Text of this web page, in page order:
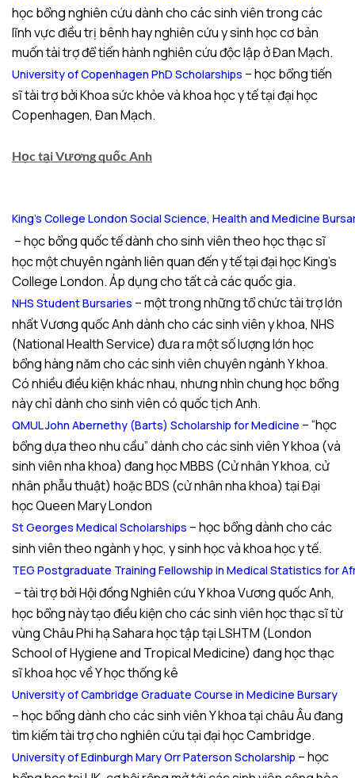
học bổng nghiên cứu dành cho các sinh viên trong các
lĩnh vực điều trị bênh hay nghiên cứu y sinh học cơ bản
muốn tài trợ để tiến hành nghiên cứu độc lập ở Đan Mạch.
University of Copenhagen PhD Scholarships – học bổng tiến
sĩ tài trợ bởi Khoa sức khỏe và khoa học y tế tại đại học
Copenhagen, Đan Mạch.
Học tại Vương quốc Anh
King’s College London Social Science, Health and Medicine
– học bổng quốc tế dành cho sinh viên theo học thạc sĩ
học một chuyên ngành liên quan đến y tế tại đại học King’s
College London. Áp dụng cho tất cả các quốc gia.
NHS Student Bursaries – một trong những tổ chức tài trợ lớn
nhất Vương quốc Anh dành cho các sinh viên y khoa, NHS
(National Health Service) đưa ra một số lượng lớn học
bổng hàng năm cho các sinh viên chuyên ngành Y khoa.
Có nhiều điều kiện khác nhau, nhưng nhìn chung học bổng
này chỉ dành cho sinh viên có quốc tịch Anh.
QMUL John Abernethy (Barts) Scholarship for Medicine – “học
bổng dựa theo nhu cầu” dành cho các sinh viên Y khoa (và
sinh viên nha khoa) đang học MBBS (Cử nhân Y khoa, cử
nhân phẫu thuật) hoặc BDS (cử nhân nha khoa) tại Đại
học Queen Mary London
St Georges Medical Scholarships – học bổng dành cho các
sinh viên theo ngành y học, y sinh học và khoa học y tế.
TEG Postgraduate Training Fellowship in Medical Statistics for
– tài trợ bởi Hội đồng Nghiên cứu Y khoa Vương quốc Anh,
học bổng này tạo điều kiện cho các sinh viên học thạc sĩ từ
vùng Châu Phi hạ Sahara học tập tại LSHTM (London
School of Hygiene and Tropical Medicine) đang học thạc
sĩ khoa học về Y học thống kê
University of Cambridge Graduate Course in Medicine Bursary
– học bổng dành cho các sinh viên Y khoa tại châu Âu đang
tìm kiếm tài trợ cho nghiên cứu tại đại học Cambridge.
University of Edinburgh Mary Orr Paterson Scholarship – học